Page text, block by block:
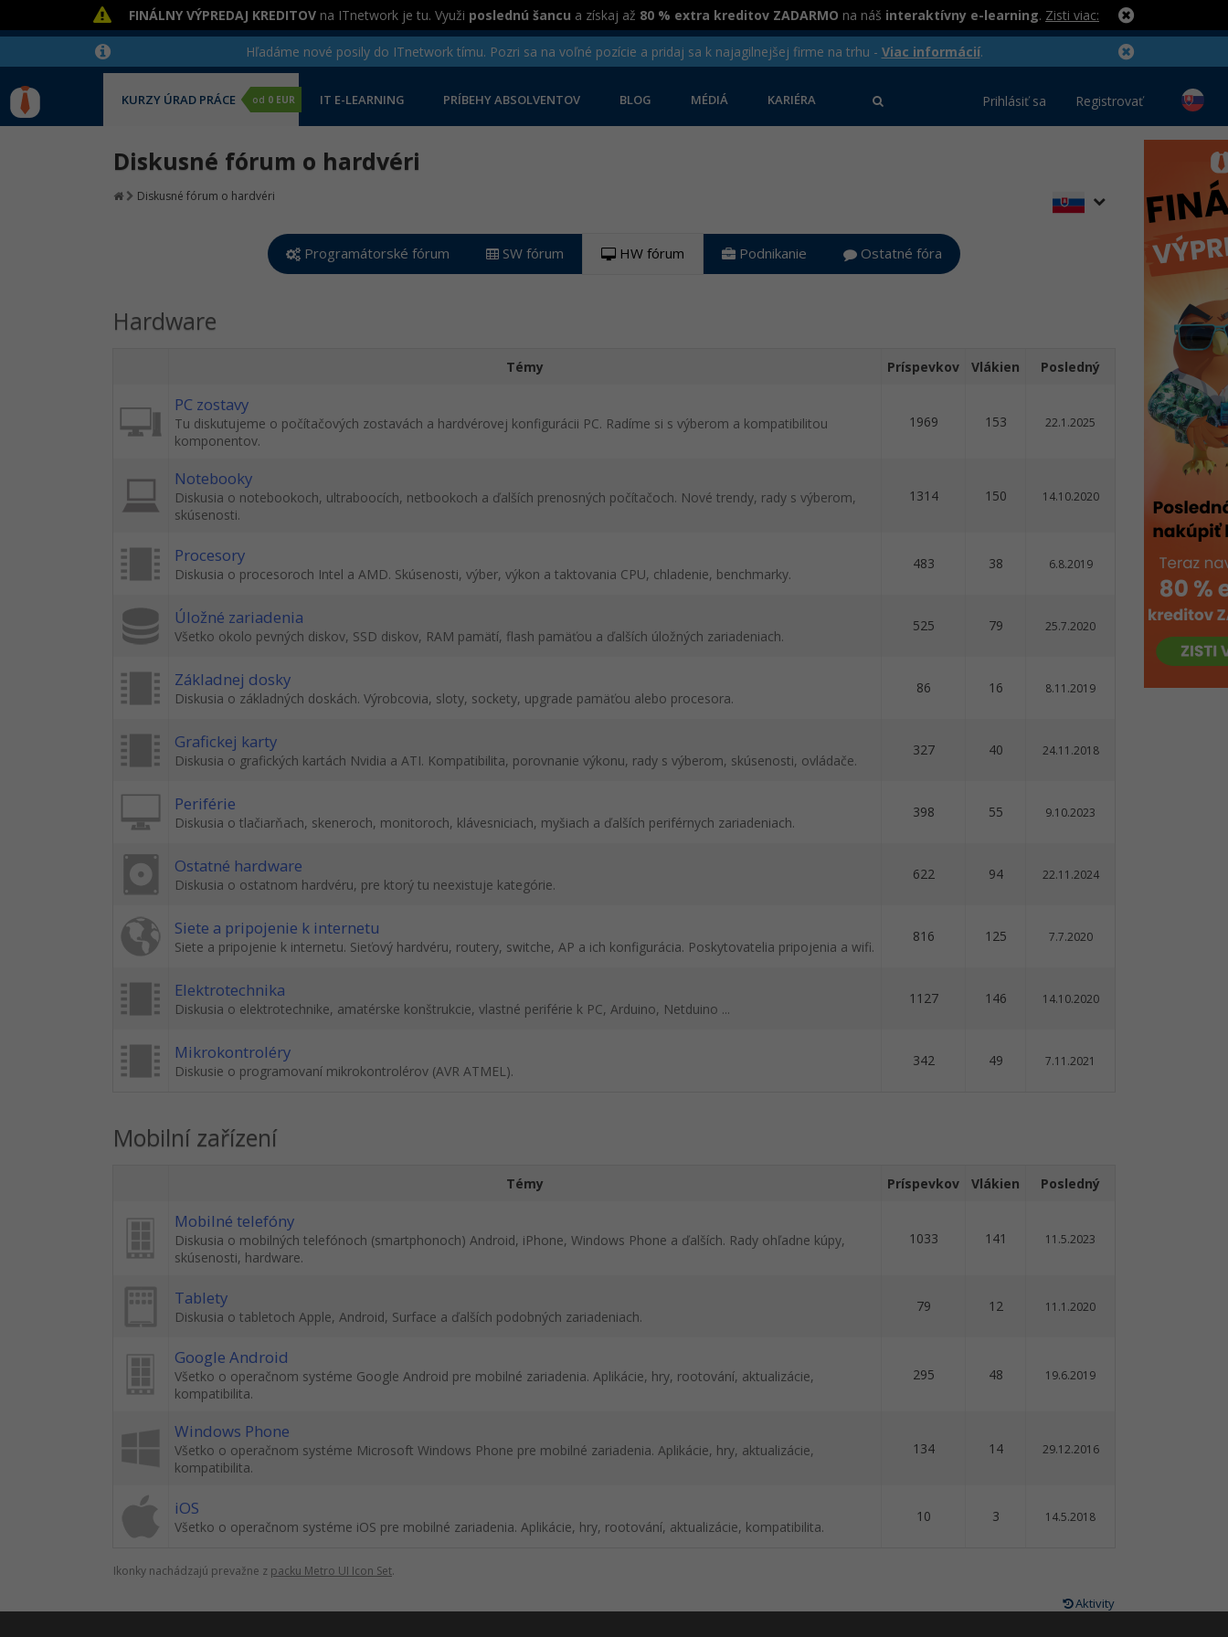
FINÁLNY VÝPREDAJ KREDITOV na ITnetwork je tu. Využi poslednú šancu a získaj až 80 % extra kreditov ZADARMO na náš interaktívny e-learning. Zisti viac:
Hľadáme nové posily do ITnetwork tímu. Pozri sa na voľné pozície a pridaj sa k najagilnejšej firme na trhu - Viac informácií.
KURZY ÚRAD PRÁCE od 0 EUR IT E-LEARNING PRÍBEHY ABSOLVENTOV BLOG MÉDIÁ KARIÉRA Prihlásiť sa Registrovať
Diskusné fórum o hardvéri
Diskusné fórum o hardvéri
Programátorské fórum SW fórum HW fórum Podnikanie Ostatné fóra
Hardware
Témy Príspevkov Vlákien Posledný
PC zostavy
Tu diskutujeme o počítačových zostavách a hardvérovej konfigurácii PC. Radíme si s výberom a kompatibilitou
komponentov.
1969 153 22.1.2025
Notebooky
Diskusia o notebookoch, ultraboocích, netbookoch a ďalších prenosných počítačoch. Nové trendy, rady s výberom,
skúsenosti.
1314 150 14.10.2020
Procesory
Diskusia o procesoroch Intel a AMD. Skúsenosti, výber, výkon a taktovania CPU, chladenie, benchmarky.
483 38 6.8.2019
Úložné zariadenia
Všetko okolo pevných diskov, SSD diskov, RAM pamätí, flash pamäťou a ďalších úložných zariadeniach.
525 79 25.7.2020
Základnej dosky
Diskusia o základných doskách. Výrobcovia, sloty, sockety, upgrade pamäťou alebo procesora.
86 16 8.11.2019
Grafickej karty
Diskusia o grafických kartách Nvidia a ATI. Kompatibilita, porovnanie výkonu, rady s výberom, skúsenosti, ovládače.
327 40 24.11.2018
Periférie
Diskusia o tlačiarňach, skeneroch, monitoroch, klávesniciach, myšiach a ďalších periférnych zariadeniach.
398 55 9.10.2023
Ostatné hardware
Diskusia o ostatnom hardvéru, pre ktorý tu neexistuje kategórie.
622 94 22.11.2024
Siete a pripojenie k internetu
Siete a pripojenie k internetu. Sieťový hardvéru, routery, switche, AP a ich konfigurácia. Poskytovatelia pripojenia a wifi.
816 125 7.7.2020
Elektrotechnika
Diskusia o elektrotechnike, amatérske konštrukcie, vlastné periférie k PC, Arduino, Netduino ...
1127 146 14.10.2020
Mikrokontroléry
Diskusie o programovaní mikrokontrolérov (AVR ATMEL).
342 49 7.11.2021
Mobilní zařízení
Témy Príspevkov Vlákien Posledný
Mobilné telefóny
Diskusia o mobilných telefónoch (smartphonoch) Android, iPhone, Windows Phone a ďalších. Rady ohľadne kúpy,
skúsenosti, hardware.
1033 141 11.5.2023
Tablety
Diskusia o tabletoch Apple, Android, Surface a ďalších podobných zariadeniach.
79 12 11.1.2020
Google Android
Všetko o operačnom systéme Google Android pre mobilné zariadenia. Aplikácie, hry, rootování, aktualizácie,
kompatibilita.
295 48 19.6.2019
Windows Phone
Všetko o operačnom systéme Microsoft Windows Phone pre mobilné zariadenia. Aplikácie, hry, aktualizácie,
kompatibilita.
134 14 29.12.2016
iOS
Všetko o operačnom systéme iOS pre mobilné zariadenia. Aplikácie, hry, rootování, aktualizácie, kompatibilita.
10 3 14.5.2018
Ikonky nachádzajú prevažne z packu Metro UI Icon Set.
Aktivity